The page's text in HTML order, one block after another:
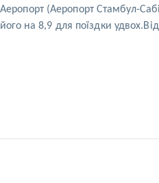
(Аеропорт Стамбул-
на 8,9 для поїздки